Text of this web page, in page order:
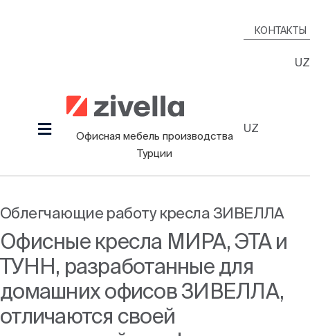
КОНТАКТЫ
UZ
Toggle
Продукция
Проекты
Дизайнеры
Информационный Зал
Блоги
Офисная мебель производства
Турции
UZ
Облегчающие работу кресла ЗИВЕЛЛА
Офисные кресла МИРА, ЭТА и
ТУНН, разработанные для
домашних офисов ЗИВЕЛЛА,
отличаются своей